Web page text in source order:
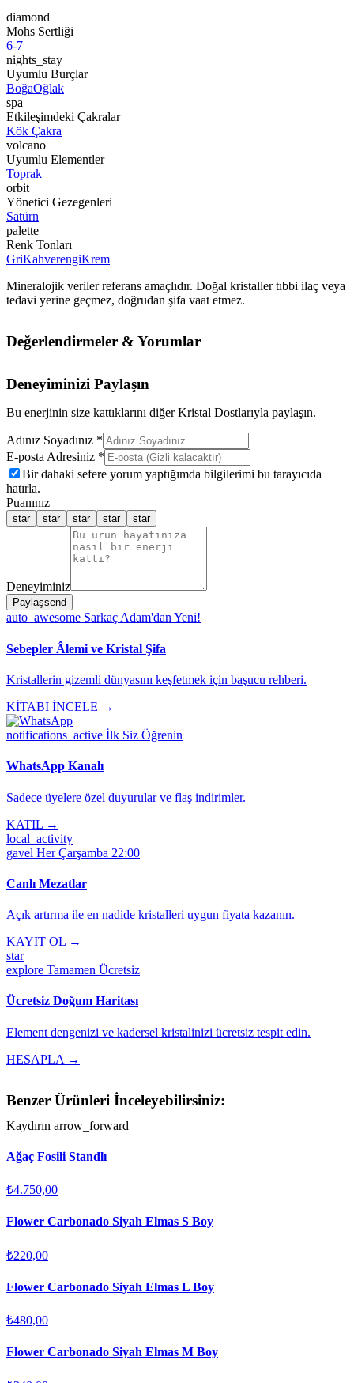
diamond
Mohs Sertliği
6-7
nights_stay
Uyumlu Burçlar
BoğaOğlak
spa
Etkileşimdeki Çakralar
Kök Çakra
volcano
Uyumlu Elementler
Toprak
orbit
Yönetici Gezegenleri
Satürn
palette
Renk Tonları
GriKahverengiKrem
Mineralojik veriler referans amaçlıdır. Doğal kristaller tıbbi ilaç veya
tedavi yerine geçmez, doğrudan şifa vaat etmez.
Değerlendirmeler & Yorumlar
Deneyiminizi Paylaşın
Bu enerjinin size kattıklarını diğer Kristal Dostlarıyla paylaşın.
Adınız Soyadınız *
E-posta Adresiniz *
Bir dahaki sefere yorum yaptığımda bilgilerimi bu tarayıcıda
hatırla.
Puanınız
star star star star star
Deneyiminiz
Paylaşsend
auto_awesome Sarkaç Adam'dan Yeni!
Sebepler Âlemi ve Kristal Şifa
Kristallerin gizemli dünyasını keşfetmek için başucu rehberi.
KİTABI İNCELE →
notifications_active İlk Siz Öğrenin
WhatsApp Kanalı
Sadece üyelere özel duyurular ve flaş indirimler.
KATIL →
local_activity
gavel Her Çarşamba 22:00
Canlı Mezatlar
Açık artırma ile en nadide kristalleri uygun fiyata kazanın.
KAYIT OL →
star
explore Tamamen Ücretsiz
Ücretsiz Doğum Haritası
Element dengenizi ve kadersel kristalinizi ücretsiz tespit edin.
HESAPLA →
Benzer Ürünleri İnceleyebilirsiniz:
Kaydırın arrow_forward
Ağaç Fosili Standlı
₺4.750,00
Flower Carbonado Siyah Elmas S Boy
₺220,00
Flower Carbonado Siyah Elmas L Boy
₺480,00
Flower Carbonado Siyah Elmas M Boy